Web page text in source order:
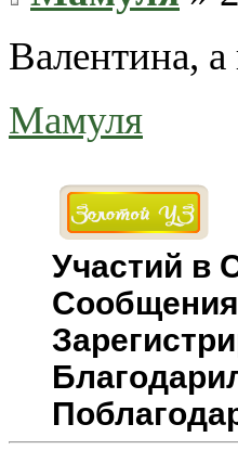
Валентина, а
Мамуля
Участий в